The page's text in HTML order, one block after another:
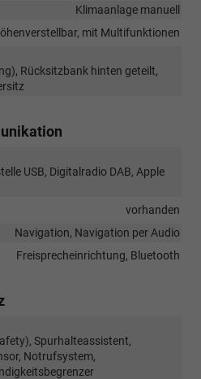
Klimaanlage manuell
mit Multifunktionen
Rücksitzbank hinten geteilt,
USB, Digitalradio DAB, Apple
vorhanden
Navigation, Navigation per Audio
Freisprecheinrichtung, Bluetooth
Spurhalteassistent,
Notrufsystem,